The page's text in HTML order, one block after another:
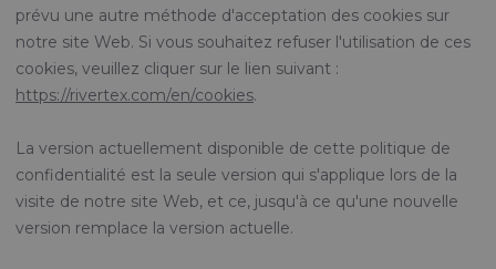
prévu une autre méthode d'acceptation des cookies sur
notre site Web. Si vous souhaitez refuser l'utilisation de ces
cookies, veuillez cliquer sur le lien suivant :
https://rivertex.com/en/cookies.
La version actuellement disponible de cette politique de
confidentialité est la seule version qui s'applique lors de la
visite de notre site Web, et ce, jusqu'à ce qu'une nouvelle
version remplace la version actuelle.